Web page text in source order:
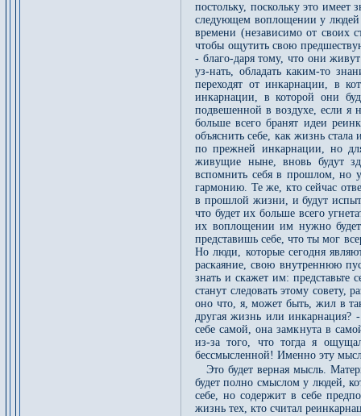
постольку, поскольку это имеет
следующем воплощении у людей
времени (независимо от своих
чтобы ощутить свою
- благо-даря тому, что они
уз-нать, обладать каким-то
переходят от инкарнации, в
инкарнации, в которой они
подвешенной в воздухе, если я
больше всего бранят идеи
объяснить себе, как жизнь
по прежней инкарнации, но
живущие ныне, вновь будут
вспомнить себя в прошлом, но
гармонию. Те же, кто сейчас
в прошлой жизни, и будут
что будет их больше всего
их воплощении им нужно будет
представишь себе, что ты мог
Но люди, которые сегодня
раскаяние, свою внутреннюю
знать и скажет им: представьте
станут следовать этому
оно что, я, может быть, жил в
другая жизнь или инкарнация?
себе самой, она замкнута в
из-за того, что тогда я
бессмысленной! Именно эту
Это будет верная мысль.
будет полно смыслом у людей,
себе, но содержит в себе
жизнь тех, кто считал